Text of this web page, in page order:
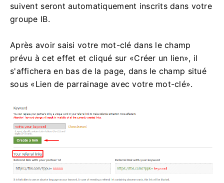
suivent seront automatiquement inscrits dans votre
groupe IB.
Après avoir saisi votre mot-clé dans le champ
prévu à cet effet et cliqué sur «Créer un lien», il
s'affichera en bas de la page, dans le champ situé
sous «Lien de parrainage avec votre mot-clé».